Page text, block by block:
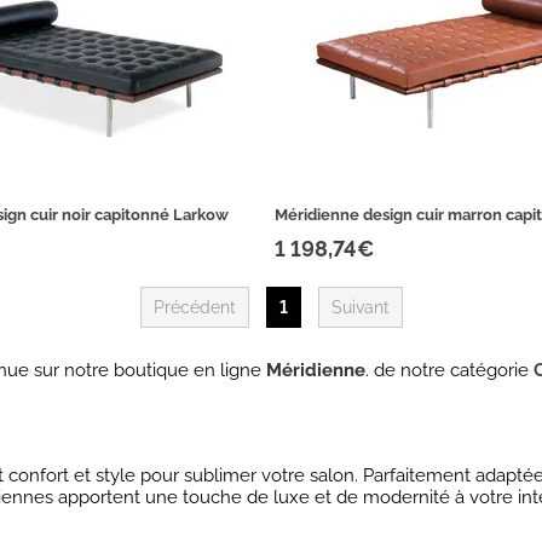
cuir noir capitonné Larkow Méridienne design cuir marron
1 198,74€
Précédent 1 Suivant
sur notre boutique en ligne Méridienne. de notre catégorie
et style pour sublimer votre salon. Parfaitement
apportent une touche de luxe et de modernité à votre